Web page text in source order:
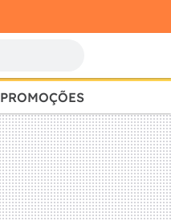
PROMOÇÕES